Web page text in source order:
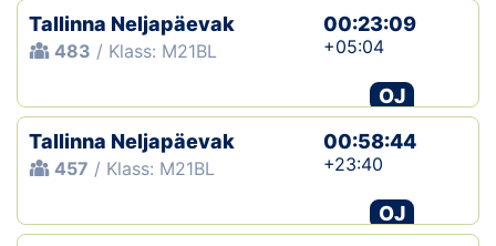
Tallinna Neljapäevak
483 / Klass: M21BL
00:23:09
+05:04
OJ
Tallinna Neljapäevak
457 / Klass: M21BL
00:58:44
+23:40
OJ